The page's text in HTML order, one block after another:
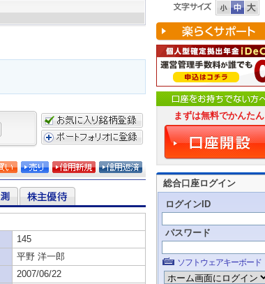
まずは無料でかんたん
総合口座ログイン
ログインID
パスワード
ソフトウェアキーボード